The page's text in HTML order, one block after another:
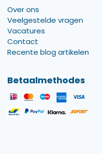
Over ons
Veelgestelde vragen
Vacatures
Contact
Recente blog artikelen
Betaalmethodes